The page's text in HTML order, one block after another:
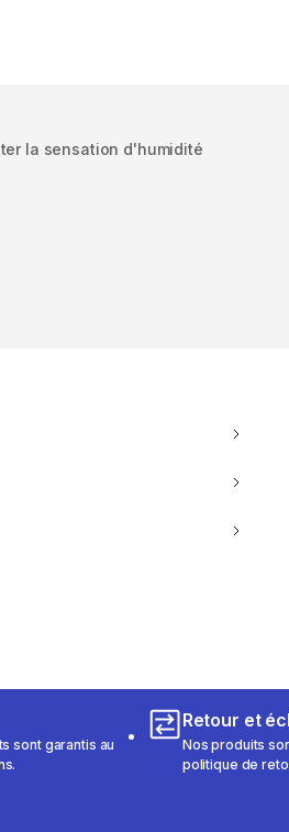
la sensation d'humidité
sont garantis au
Retour et
Nos produits
politique de